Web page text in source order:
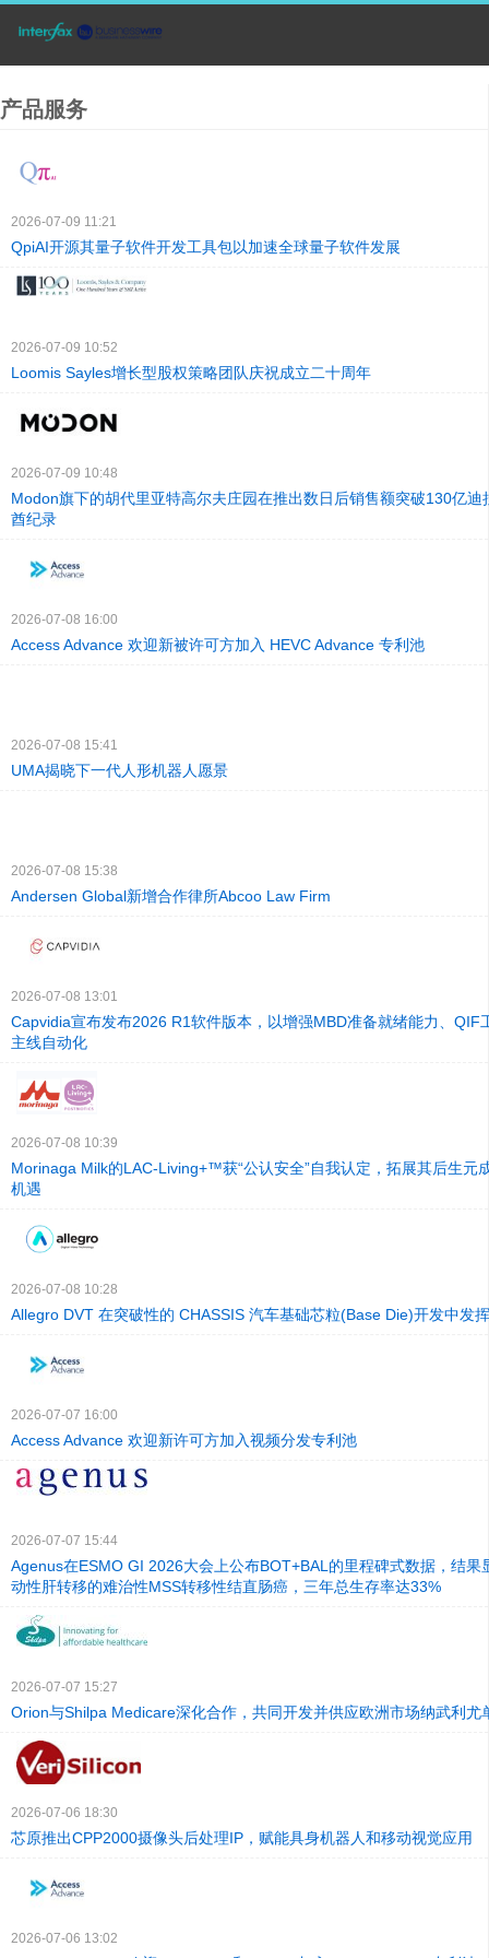
产品服务
2026-07-09 11:21
QpiAI开源其量子软件开发工具包以加速全球量子软件发展
2026-07-09 10:52
Loomis Sayles增长型股权策略团队庆祝成立二十周年
2026-07-09 10:48
Modon旗下的胡代里亚特高尔夫庄园在推出数日后销售额突破130亿迪
酋纪录
2026-07-08 16:00
Access Advance 欢迎新被许可方加入 HEVC Advance 专利池
2026-07-08 15:41
UMA揭晓下一代人形机器人愿景
2026-07-08 15:38
Andersen Global新增合作律所Abcoo Law Firm
2026-07-08 13:01
Capvidia宣布发布2026 R1软件版本，以增强MBD准备就绪能力、QIF
主线自动化
2026-07-08 10:39
Morinaga Milk的LAC-Living+™获“公认安全”自我认定，拓展其后生元
机遇
2026-07-08 10:28
Allegro DVT 在突破性的 CHASSIS 汽车基础芯粒(Base Die)开发中发
2026-07-07 16:00
Access Advance 欢迎新许可方加入视频分发专利池
2026-07-07 15:44
Agenus在ESMO GI 2026大会上公布BOT+BAL的里程碑式数据，结果
动性肝转移的难治性MSS转移性结直肠癌，三年总生存率达33%
2026-07-07 15:27
Orion与Shilpa Medicare深化合作，共同开发并供应欧洲市场纳武利尤
2026-07-06 18:30
芯原推出CPP2000摄像头后处理IP，赋能具身机器人和移动视觉应用
2026-07-06 13:02